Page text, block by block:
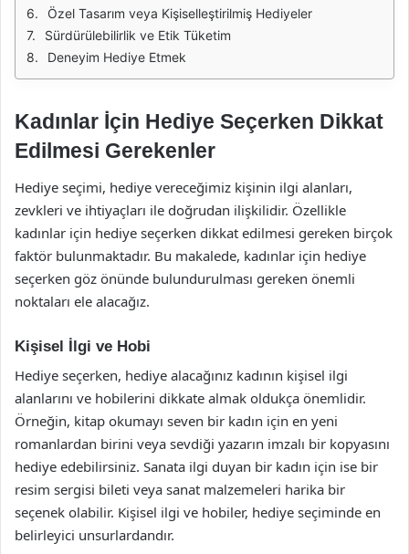
Özel Tasarım veya Kişiselleştirilmiş Hediyeler
Sürdürülebilirlik ve Etik Tüketim
Deneyim Hediye Etmek
Kadınlar İçin Hediye Seçerken Dikkat
Edilmesi Gerekenler
Hediye seçimi, hediye vereceğimiz kişinin ilgi alanları,
zevkleri ve ihtiyaçları ile doğrudan ilişkilidir. Özellikle
kadınlar için hediye seçerken dikkat edilmesi gereken birçok
faktör bulunmaktadır. Bu makalede, kadınlar için hediye
seçerken göz önünde bulundurulması gereken önemli
noktaları ele alacağız.
Kişisel İlgi ve Hobi
Hediye seçerken, hediye alacağınız kadının kişisel ilgi
alanlarını ve hobilerini dikkate almak oldukça önemlidir.
Örneğin, kitap okumayı seven bir kadın için en yeni
romanlardan birini veya sevdiği yazarın imzalı bir kopyasını
hediye edebilirsiniz. Sanata ilgi duyan bir kadın için ise bir
resim sergisi bileti veya sanat malzemeleri harika bir
seçenek olabilir. Kişisel ilgi ve hobiler, hediye seçiminde en
belirleyici unsurlardandır.